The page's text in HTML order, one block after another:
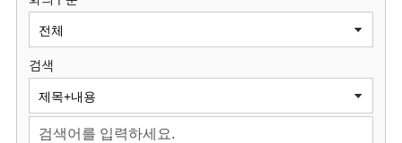
원
회
검색